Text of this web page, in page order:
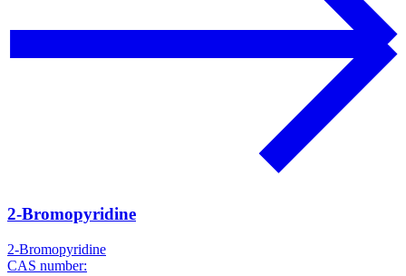
2-Bromopyridine
2-Bromopyridine
CAS number: